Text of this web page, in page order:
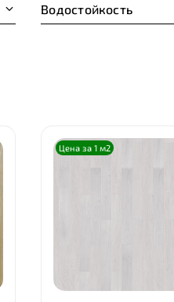
Водостойкость
Цена за 1 м2